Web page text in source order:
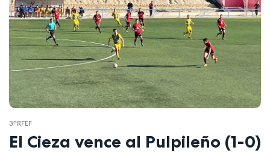
3ªRFEF
El Cieza vence al Pulpileño (1-0)